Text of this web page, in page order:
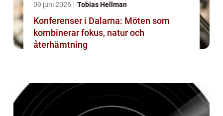
09 juni 2026 Tobias Hellman
Konferenser i Dalarna: Möten som
kombinerar fokus, natur och
återhämtning